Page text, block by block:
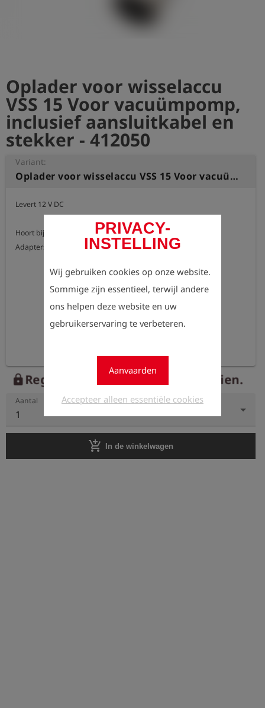
PRIVACY-
INSTELLING
Wij gebruiken cookies op onze website.
Sommige zijn essentieel, terwijl andere
ons helpen deze website en uw
gebruikerservaring te verbeteren.
Aanvaarden
Accepteer alleen essentiële cookies
Oplader voor wisselaccu
VSS 15 Voor vacuümpomp,
inclusief aansluitkabel en
stekker - 412050
Variant:
Oplader voor wisselaccu VSS 15 Voor vacuümpomp, inclusief aansluitkabel en stekker
Levert 12 V DC
Hoort bij:
lock Registreer nu om de prijzen te zien.
Aantal
1
add_shopping_cart In de winkelwagen